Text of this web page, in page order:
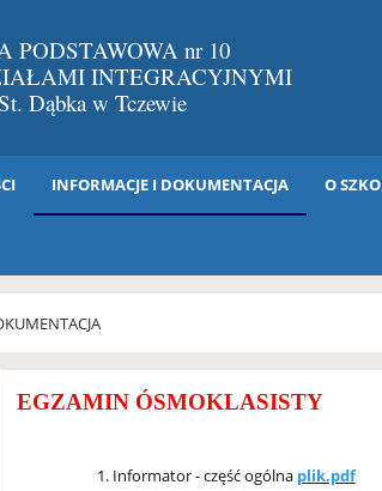
PODSTAWOWA nr 10
INTEGRACYJNYMI
Dąbka w Tczewie
INFORMACJE I DOKUMENTACJA O
EGZAMIN ÓSMOKLASISTY
Informator - część ogólna plik.pdf